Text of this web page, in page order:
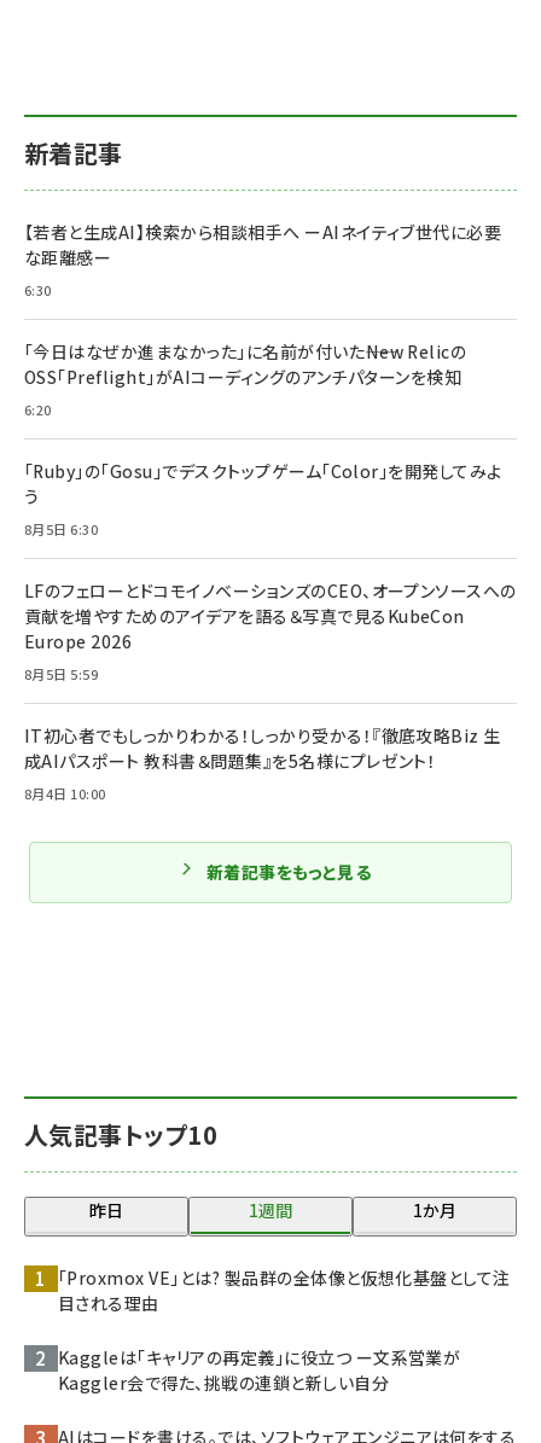
人気記事トップ10
昨日 1週間 1か月
「Proxmox VE」とは? 製品群の全体像と仮想化基盤として注
目される理由
Kaggleは「キャリアの再定義」に役立つ ー文系営業が
Kaggler会で得た、挑戦の連鎖と新しい自分
AIはコードを書ける。では、ソフトウェアエンジニアは何をする
新着記事
【若者と生成AI】検索から相談相手へ ーAIネイティブ世代に必要
な距離感ー
6:30
「今日はなぜか進まなかった」に名前が付いた――New Relicの
OSS「Preflight」がAIコーディングのアンチパターンを検知
6:20
「Ruby」の「Gosu」でデスクトップゲーム「Color」を開発してみよ
う
8月5日 6:30
LFのフェローとドコモイノベーションズのCEO、オープンソースへの
貢献を増やすためのアイデアを語る＆写真で見るKubeCon
Europe 2026
8月5日 5:59
IT初心者でもしっかりわかる！しっかり受かる！『徹底攻略Biz 生
成AIパスポート 教科書＆問題集』を5名様にプレゼント！
8月4日 10:00
新着記事をもっと見る